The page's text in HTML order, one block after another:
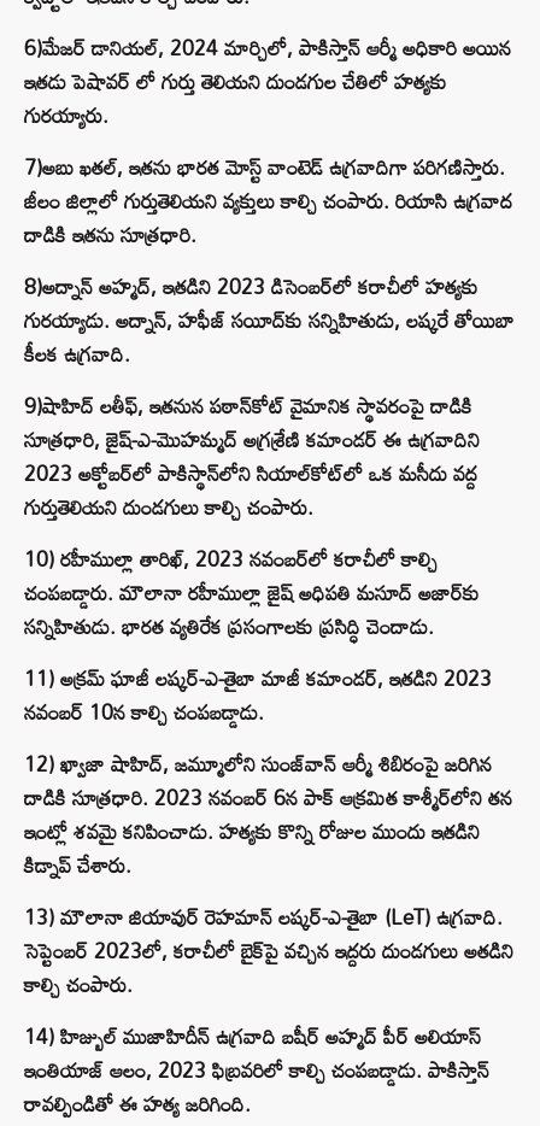
6)మేజర్ డానియల్, 2024 మార్చిలో, పాకిస్తాన్ ఆర్మీ అధికారి అయిన
ఇతడు పెషావర్ లో గుర్తు తెలియని దుండగుల చేతిలో హత్యకు
గురయ్యారు.
7)అబు ఖతల్, ఇతను భారత మోస్ట్ వాంటెడ్ ఉగ్రవాదిగా పరిగణిస్తారు.
జీలం జిల్లాలో గుర్తుతెలియని వ్యక్తులు కాల్చి చంపారు. రియాసి ఉగ్రవాద
దాడికి ఇతను సూత్రధారి.
8)అద్నాన్ అహ్మద్, ఇతడిని 2023 డిసెంబర్‌లో కరాచీలో హత్యకు
గురయ్యాడు. అద్నాన్, హఫీజ్ సయీద్‌కు సన్నిహితుడు, లష్కరే తోయిబా
కీలక ఉగ్రవాది.
9)షాహిద్ లతీఫ్, ఇతనున పఠాన్‌కోట్ వైమానిక స్థావరంపై దాడికి
సూత్రధారి, జైష్-ఎ-మొహమ్మద్ అగ్రశ్రేణి కమాండర్ ఈ ఉగ్రవాదిని
2023 అక్టోబర్‌లో పాకిస్థాన్‌లోని సియాల్‌కోట్‌లో ఒక మసీదు వద్ద
గుర్తుతెలియని దుండగులు కాల్చి చంపారు.
10) రహీముల్లా తారిఖ్, 2023 నవంబర్‌లో కరాచీలో కాల్చి
చంపబడ్డారు. మౌలానా రహీముల్లా జైష్ అధిపతి మసూద్ అజార్‌కు
సన్నిహితుడు. భారత వ్యతిరేక ప్రసంగాలకు ప్రసిద్ధి చెందాడు.
11) అక్రమ్ ఘాజీ లష్కర్-ఎ-తైబా మాజీ కమాండర్, ఇతడిని 2023
నవంబర్ 10న కాల్చి చంపబడ్డాడు.
12) ఖ్వాజా షాహిద్, జమ్మూలోని సుంజ్‌వాన్ ఆర్మీ శిబిరంపై జరిగిన
దాడికి సూత్రధారి. 2023 నవంబర్ 6న పాక్ ఆక్రమిత కాశ్మీర్‌లోని తన
ఇంట్లో శవమై కనిపించాడు. హత్యకు కొన్ని రోజుల ముందు ఇతడిని
కిడ్నాప్ చేశారు.
13) మౌలానా జియావుర్ రెహమాన్ లష్కర్-ఎ-తైబా (LeT) ఉగ్రవాది.
సెప్టెంబర్ 2023లో, కరాచీలో బైక్‌పై వచ్చిన ఇద్దరు దుండగులు అతడిని
కాల్చి చంపారు.
14) హిజ్బుల్ ముజాహిదీన్ ఉగ్రవాది బషీర్ అహ్మద్ పీర్ అలియాస్
ఇంతియాజ్ ఆలం, 2023 ఫిబ్రవరిలో కాల్చి చంపబడ్డాడు. పాకిస్తాన్
రావల్పిండితో ఈ హత్య జరిగింది.